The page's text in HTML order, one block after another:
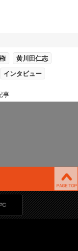
黄川田仁志
インタビュー
事